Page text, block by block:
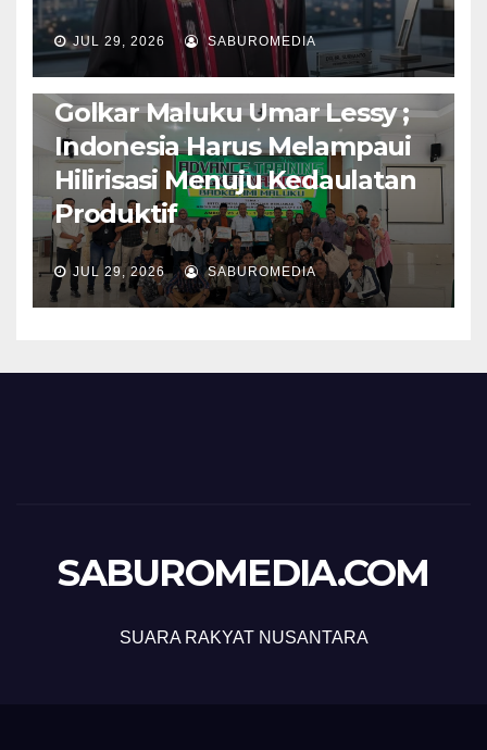
JUL 29, 2026 SABUROMEDIA
AMBON METRO JURNALISME AKTIVIS
PENDIDIKAN & OLAHRAGA THE MOLUCCAS
Isi Materi LK-III HMI, Ketua
Golkar Maluku Umar Lessy ;
Indonesia Harus Melampaui
Hilirisasi Menuju Kedaulatan
Produktif
JUL 29, 2026 SABUROMEDIA
SABUROMEDIA.COM
SUARA RAKYAT NUSANTARA